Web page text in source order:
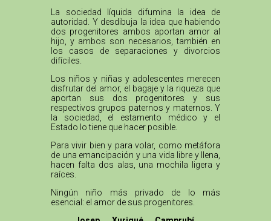
La sociedad líquida difumina la idea de
autoridad. Y desdibuja la idea que habiendo
dos progenitores ambos aportan amor al
hijo, y ambos son necesarios, también en
los casos de separaciones y divorcios
difíciles.
Los niños y niñas y adolescentes merecen
disfrutar del amor, el bagaje y la riqueza que
aportan sus dos progenitores y sus
respectivos grupos paternos y maternos. Y
la sociedad, el estamento médico y el
Estado lo tiene que hacer posible.
Para vivir bien y para volar, como metáfora
de una emancipación y una vida libre y llena,
hacen falta dos alas, una mochila ligera y
raíces.
Ningún niño más privado de lo más
esencial: el amor de sus progenitores.